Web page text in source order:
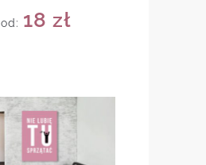
od: 18zł